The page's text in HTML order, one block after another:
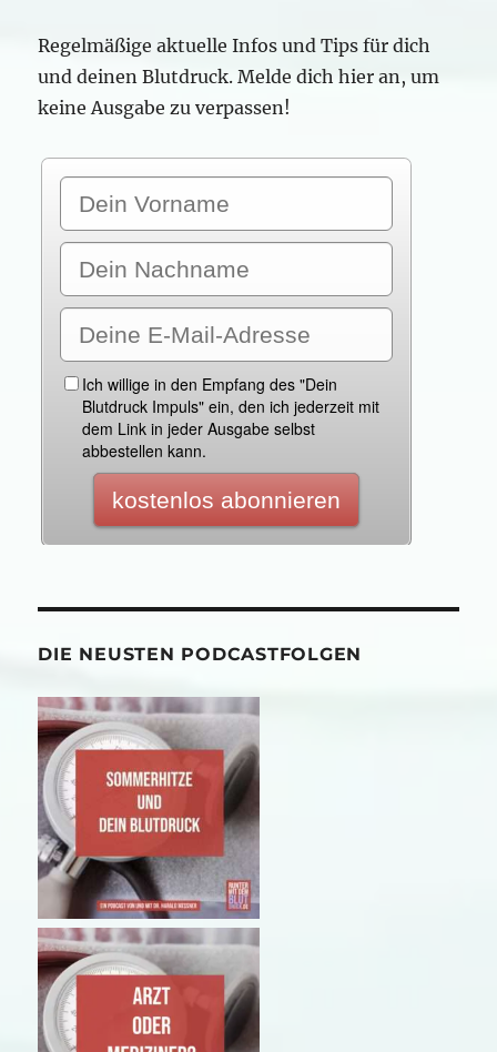
Regelmäßige aktuelle Infos und Tips für dich
und deinen Blutdruck. Melde dich hier an, um
keine Ausgabe zu verpassen!
DIE NEUSTEN PODCASTFOLGEN